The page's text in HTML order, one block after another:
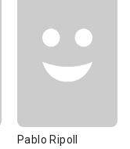
Pablo Ripoll